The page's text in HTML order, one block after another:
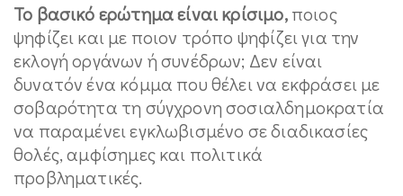
Το βασικό ερώτημα είναι κρίσιμο,ποιος
ψηφίζει και με ποιον τρόπο ψηφίζει για την
εκλογή οργάνων ή συνέδρων; Δεν είναι
δυνατόν ένα κόμμα που θέλει να εκφράσει με
σοβαρότητα τη σύγχρονη σοσιαλδημοκρατία
να παραμένει εγκλωβισμένο σε διαδικασίες
θολές, αμφίσημες και πολιτικά
προβληματικές.